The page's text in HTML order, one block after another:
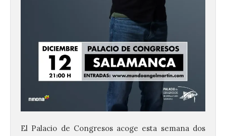
El Palacio de Congresos acoge esta semana dos